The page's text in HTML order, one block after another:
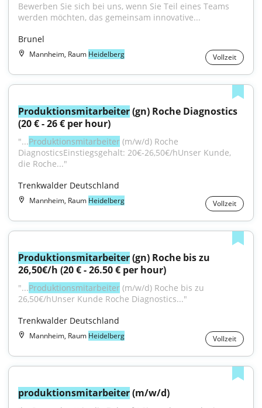
Bewerben Sie sich bei uns, wenn Sie Teil eines Teams
werden möchten, das gemeinsam innovative...
Brunel
Mannheim, Raum Heidelberg Vollzeit
Produktionsmitarbeiter (gn) Roche Diagnostics
(20 € - 26 € per hour)
"...Produktionsmitarbeiter (m/w/d) Roche
DiagnosticsEinstiegsgehalt: 20€-26,50€/hUnser Kunde,
die Roche..."
Trenkwalder Deutschland
Mannheim, Raum Heidelberg Vollzeit
Produktionsmitarbeiter (gn) Roche bis zu
26,50€/h (20 € - 26.50 € per hour)
"...Produktionsmitarbeiter (m/w/d) Roche bis zu
26,50€/hUnser Kunde Roche Diagnostics..."
Trenkwalder Deutschland
Mannheim, Raum Heidelberg Vollzeit
produktionsmitarbeiter (m/w/d)